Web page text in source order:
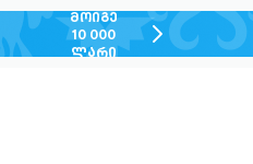
ᲛᲝᲘᲒᲔ
10 000
ᲚᲐᲠᲘ
chevron-
right-